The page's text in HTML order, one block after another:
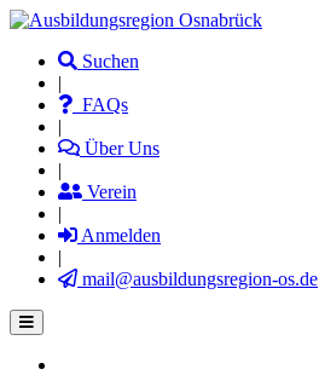
Direkt
Inhalt
Suchen
|
FAQs
|
Über Uns
|
Verein
|
Anmelden
|
mail@ausbildungsregion-os.de